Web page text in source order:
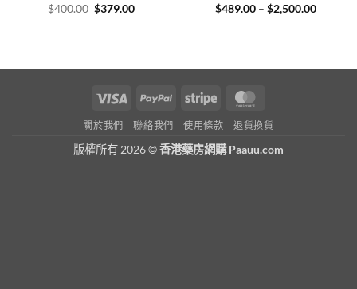
$400.00 Original
$379.00Current
$489.00 – $2,500.00Price
Visa PayPal Stripe
關於我們 聯絡我們 使用條款 退貨換貨
版權所有 2026 ©香港藥房網購 Paauu.com